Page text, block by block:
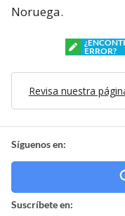
Noruega.
ERROR?
Revisa nuestra
Síguenos en:
Suscríbete en: